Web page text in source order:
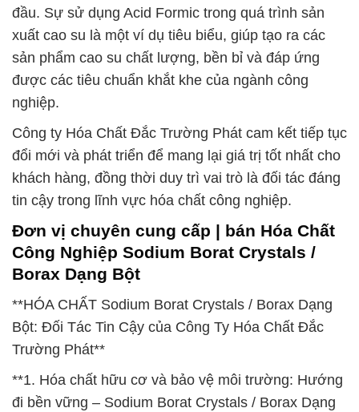
đầu. Sự sử dụng Acid Formic trong quá trình sản
xuất cao su là một ví dụ tiêu biểu, giúp tạo ra các
sản phẩm cao su chất lượng, bền bỉ và đáp ứng
được các tiêu chuẩn khắt khe của ngành công
nghiệp.
Công ty Hóa Chất Đắc Trường Phát cam kết tiếp tục
đổi mới và phát triển để mang lại giá trị tốt nhất cho
khách hàng, đồng thời duy trì vai trò là đối tác đáng
tin cậy trong lĩnh vực hóa chất công nghiệp.
Đơn vị chuyên cung cấp | bán Hóa Chất
Công Nghiệp Sodium Borat Crystals /
Borax Dạng Bột
**HÓA CHẤT Sodium Borat Crystals / Borax Dạng
Bột: Đối Tác Tin Cậy của Công Ty Hóa Chất Đắc
Trường Phát**
**1. Hóa chất hữu cơ và bảo vệ môi trường: Hướng
đi bền vững – Sodium Borat Crystals / Borax Dạng